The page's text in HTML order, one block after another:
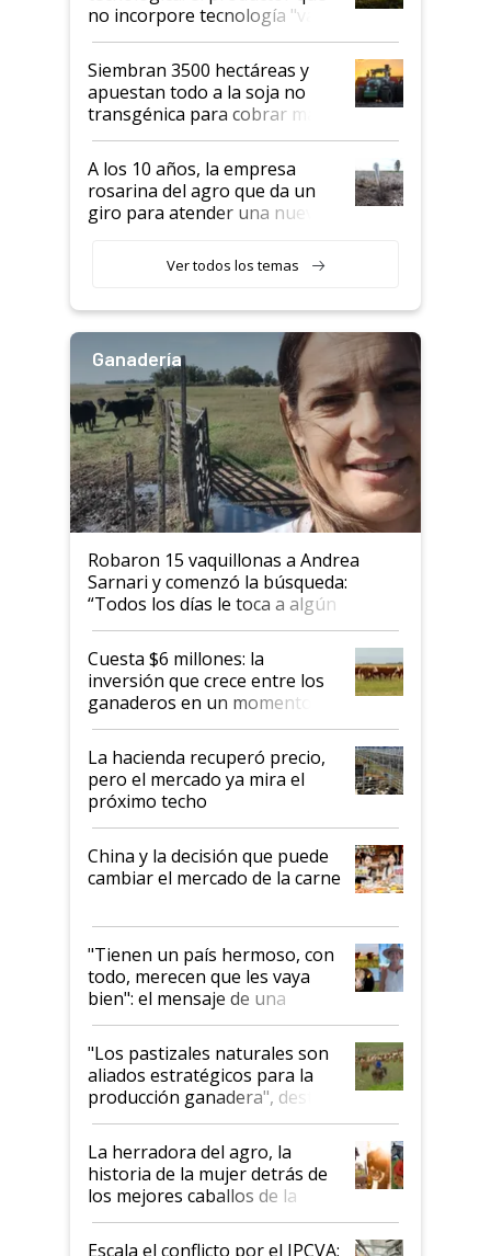
no incorpore tecnología "va a
perder el tren"
Siembran 3500 hectáreas y
apuestan todo a la soja no
transgénica para cobrar más
por tonelada: compraron un
semillero
A los 10 años, la empresa
rosarina del agro que da un
giro para atender una nueva
Ver todos los temas
Ganadería
Robaron 15 vaquillonas a Andrea
Sarnari y comenzó la búsqueda:
“Todos los días le toca a algún
productor”
Cuesta $6 millones: la
inversión que crece entre los
ganaderos en un momento
histórico para la actividad
La hacienda recuperó precio,
pero el mercado ya mira el
próximo techo
China y la decisión que puede
cambiar el mercado de la carne
"Tienen un país hermoso, con
todo, merecen que les vaya
bien": el mensaje de una
ganadera uruguaya sobre las
oportunidades que se abren
para el agro en Argentina, con
foco en la carne
"Los pastizales naturales son
aliados estratégicos para la
producción ganadera", destaca
la iniciativa que ya reúne a 46
establecimientos en Argentina
La herradora del agro, la
historia de la mujer detrás de
los mejores caballos de la
Argentina y los mitos que
todavía hacen sufrir a estos
Escala el conflicto por el IPCVA: